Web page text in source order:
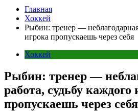
Главная
Хоккей
Рыбин: тренер —
игрока пропускаешь через себя
Хоккей
Рыбин: тренер —
работа, судьбу каждого
пропускаешь через себя